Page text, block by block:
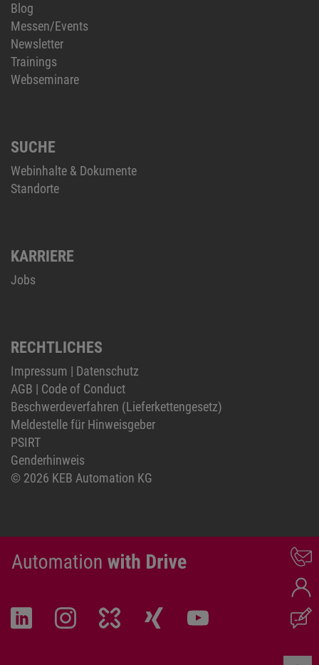
Blog
Messen/Events
Newsletter
Trainings
Webseminare
SUCHE
Webinhalte & Dokumente
Standorte
KARRIERE
Jobs
RECHTLICHES
Impressum | Datenschutz
AGB | Code of Conduct
Beschwerdeverfahren (Lieferkettengesetz)
Meldestelle für Hinweisgeber
PSIRT
Genderhinweis
© 2026 KEB Automation KG